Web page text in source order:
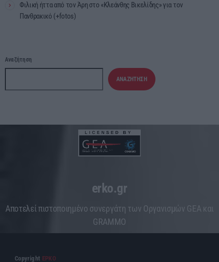
Φιλική ήττα από τον Άρη στο «Κλεάνθης Βικελίδης» για τον
Πανθρακικό (+fotos)
Αναζήτηση
ΑΝΑΖΉΤΗΣΗ
erko.gr
Aποτελεί πιστοποιημένο συνεργάτη των Οργανισμών GEA και
GRAMMO
Copyright ΕΡΚΟ